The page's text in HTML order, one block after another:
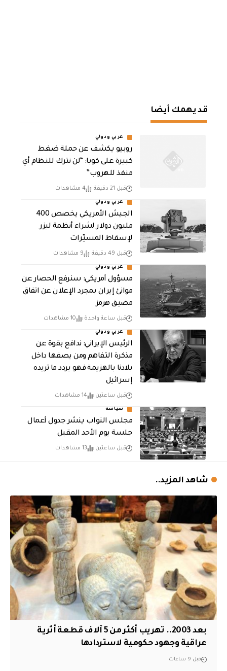
قد يهمك أيضا
عربي ودولي
روبيو يكشف عن حملة ضغط
كبيرة على كوبا: “لن نترك للنظام أي
منفذ للهروب”
قبل 21 دقيقة 4 مشاهدات
عربي ودولي
الجيش الأمريكي يخصص 400
مليون دولار لشراء أنظمة ليزر
لإسقاط المسيّرات
قبل 49 دقيقة 9 مشاهدات
عربي ودولي
مسؤول أمريكي: سنرفع الحصار عن
موانئ إيران بمجرد الإعلان عن اتفاق
مضيق هرمز
قبل ساعة واحدة 10 مشاهدات
عربي ودولي
الرئيس الإيراني: ندافع بقوة عن
مذكرة التفاهم ومن يصفها داخل
بلادنا بالهزيمة فهو يردد ما تريده
إسرائيل
قبل ساعتين 14 مشاهدات
سياسة
مجلس النواب ينشر جدول أعمال
جلسة يوم الأحد المقبل
قبل ساعتين 13 مشاهدات
شاهد المزيد..
بعد 2003.. تهريب أكثر من 5 آلاف قطعة أثرية
عراقية وجهود حكومية لاستردادها
قبل 9 ساعات